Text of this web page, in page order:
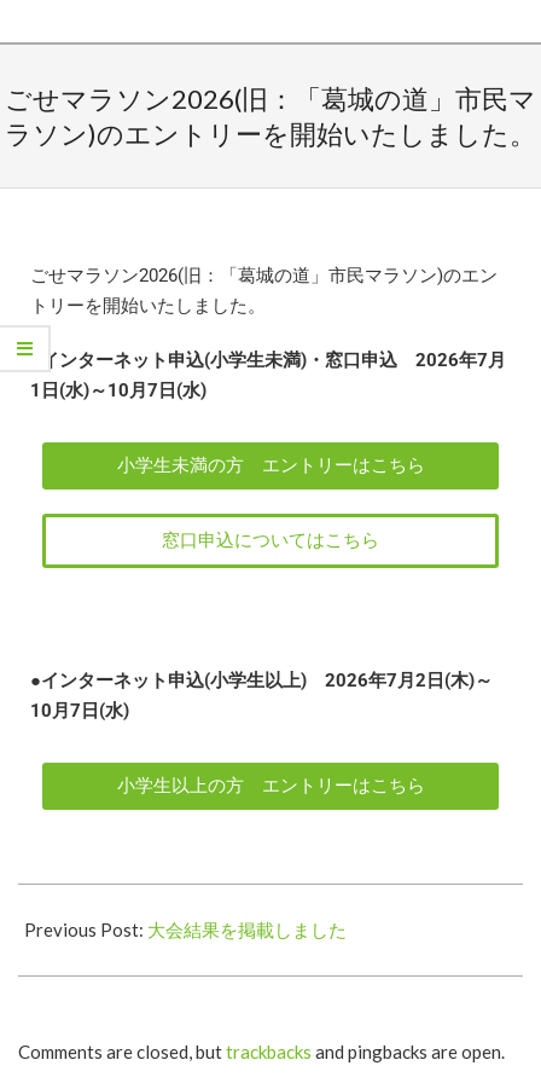
ごせマラソン2026(旧：「葛城の道」市民マ
ラソン)のエントリーを開始いたしました。
ごせマラソン2026(旧：「葛城の道」市民マラソン)のエン
トリーを開始いたしました。
●インターネット申込(小学生未満)・窓口申込 2026年7月
1日(水)～10月7日(水)
小学生未満の方 エントリーはこちら
窓口申込についてはこちら
●インターネット申込(小学生以上) 2026年7月2日(木)～
10月7日(水)
小学生以上の方 エントリーはこちら
Previous Post: 大会結果を掲載しました
Comments are closed, buttrackbacks and pingbacks are open.